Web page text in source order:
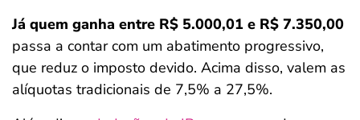
Já quem ganha entre R$ 5.000,01 e R$ 7.350,00
passa a contar com um abatimento progressivo,
que reduz o imposto devido. Acima disso, valem as
alíquotas tradicionais de 7,5% a 27,5%.